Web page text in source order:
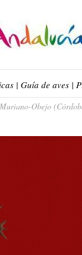
| Guía de aves |
Obejo